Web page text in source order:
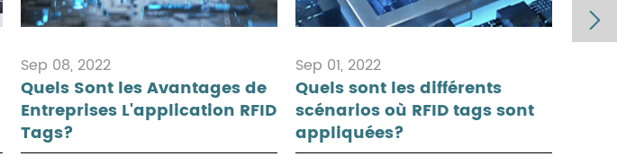
Sep 08, 2022
Quels Sont les Avantages de
Entreprises L'application RFID
Tags?
Sep 01, 2022
Quels sont les différents
scénarios où RFID tags sont
appliquées?
